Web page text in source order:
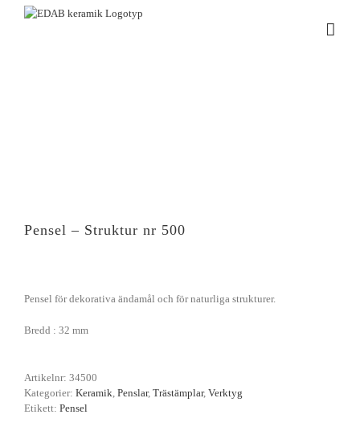
Fortsätt
Pensel – Struktur nr 500
Pensel för dekorativa ändamål och för naturliga strukturer.
Bredd : 32 mm
Artikelnr: 34500
Kategorier: Keramik, Penslar, Trästämplar, Verktyg
Etikett: Pensel